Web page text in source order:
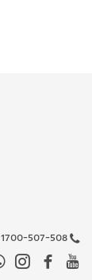
1700-507-508